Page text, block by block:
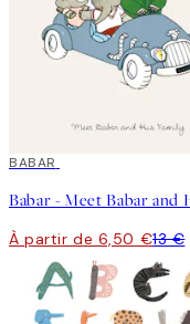
50%*
BABAR
À partir de 6,50 €13 €